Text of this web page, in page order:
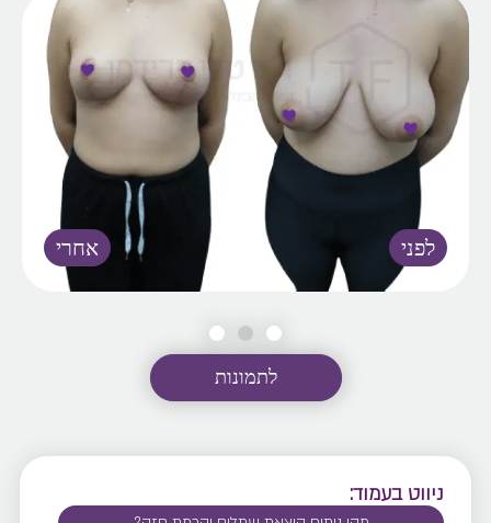
לתמונות
ניווט בעמוד: